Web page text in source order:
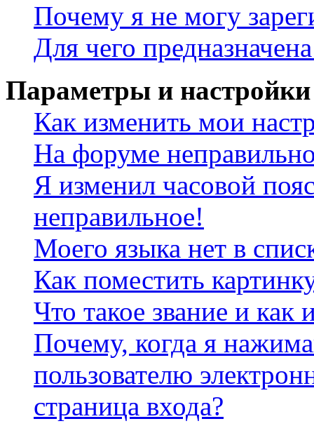
Почему я не могу
Для чего
Параметры и настройки
Как изменить мои
На форуме
Я изменил часовой
неправильное!
Моего языка нет в
Как поместить
Что такое звание и как
Почему, когда я
пользователю
страница входа?